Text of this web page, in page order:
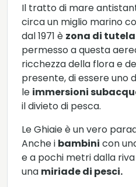
Il tratto di mare
circa un miglio marino
dal 1971 è zona di
permesso a questa
ricchezza della flora e
presente, di essere uno
le immersioni
il divieto di pesca.
Le Ghiaie è un vero
Anche i bambini con
e a pochi metri dalla
una miriade di pesci.